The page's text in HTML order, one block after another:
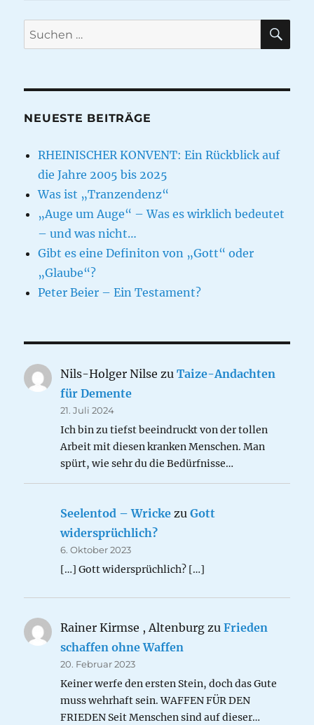
Suche
nach:
NEUESTE BEITRÄGE
RHEINISCHER KONVENT: Ein Rückblick auf
die Jahre 2005 bis 2025
Was ist „Tranzendenz“
„Auge um Auge“ – Was es wirklich bedeutet
– und was nicht…
Gibt es eine Definiton von „Gott“ oder
„Glaube“?
Peter Beier – Ein Testament?
Nils-Holger Nilse zuTaize-Andachten
für Demente
21. Juli 2024
Ich bin zu tiefst beeindruckt von der tollen
Arbeit mit diesen kranken Menschen. Man
spürt, wie sehr du die Bedürfnisse…
Seelentod – Wricke zuGott
widersprüchlich?
6. Oktober 2023
[…] Gott widersprüchlich? […]
Rainer Kirmse , Altenburg zuFrieden
schaffen ohne Waffen
20. Februar 2023
Keiner werfe den ersten Stein, doch das Gute
muss wehrhaft sein. WAFFEN FÜR DEN
FRIEDEN Seit Menschen sind auf dieser…